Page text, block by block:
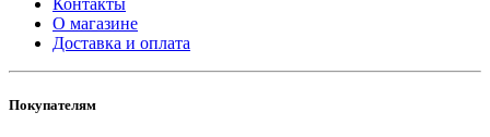
Контакты
О магазине
Доставка и оплата
Покупателям